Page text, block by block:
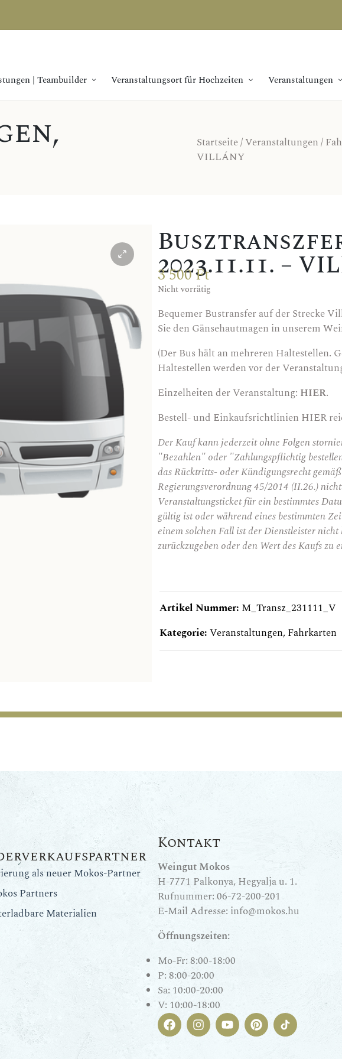
| Teambuilder Veranstaltungsort für Hochzeiten Veranstaltungen
, Startseite/Veranstaltungen/
VILLÁNY
Busztranszfer
2023.11.11. –
3 500Ft
Nicht vorrätig
Bequemer Bustransfer auf der Strecke
Sie den Gänsehautmagen in unserem
(Der Bus hält an mehreren Haltestellen.
Haltestellen werden vor der
Einzelheiten der Veranstaltung: HIER.
Bestell- und Einkaufsrichtlinien HIER
Der Kauf kann jederzeit ohne Folgen
"Bezahlen" oder "Zahlungspflichtig
das Rücktritts- oder Kündigungsrecht
Regierungsverordnung 45/2014 (II.26.)
Veranstaltungsticket für ein bestimmtes
gültig ist oder während eines bestimmten
einem solchen Fall ist der Dienstleister
zurückzugeben oder den Wert des Kaufs zu
Artikel Nummer: M_Transz_231111_V
Kategorie:Veranstaltungen,Fahrkarten
als neuer Mokos-Partner
Partners
Materialien
Kontakt
Weingut Mokos
H-7771 Palkonya, Hegyalja u. 1.
Rufnummer:06-72-200-201
E-Mail Adresse: info@mokos.hu
Öffnungszeiten:
Mo-Fr: 8:00-18:00
P: 8:00-20:00
Sa: 10:00-20:00
V: 10:00-18:00